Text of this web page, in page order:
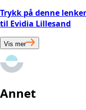
Trykk på denne
til Evidia Lillesand
Vis mer
Annet